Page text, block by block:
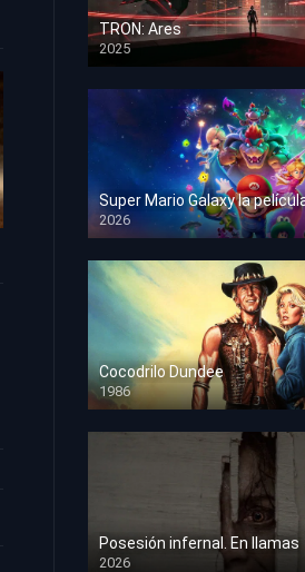
TRON: Ares
2025
HD 1080p
Super Mario Galaxy la
2026
HD 1080p
Cocodrilo Dundee
1986
HD 1080p
Posesión infernal. En llamas
2026